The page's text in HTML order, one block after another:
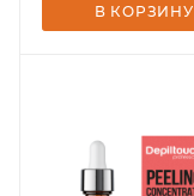
В КОРЗИНУ